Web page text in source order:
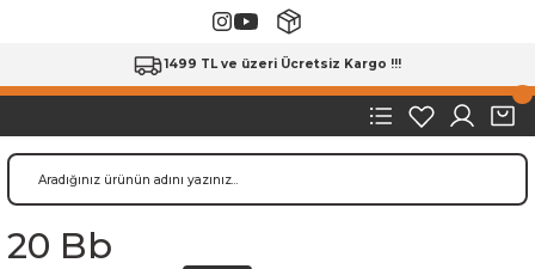
1499 TL ve üzeri Ücretsiz Kargo !!!
20 Bb